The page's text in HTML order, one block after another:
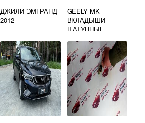
ДЖИЛИ ЭМГРАНД
2012
GEELY MK
ВКЛАДЫШИ
ШАТУННЫЕ